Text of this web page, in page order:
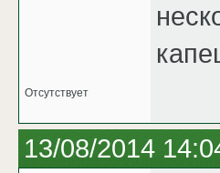
Отсутствует
13/08/2014